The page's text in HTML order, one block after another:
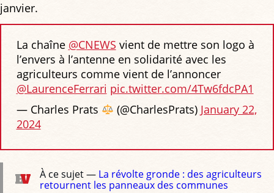
janvier.
La chaîne @CNEWS vient de mettre son logo à
l’envers à l’antenne en solidarité avec les
agriculteurs comme vient de l’annoncer
@LaurenceFerrari pic.twitter.com/4Tw6fdcPA1
— Charles Prats
(@CharlesPrats) January 22,
2024
À ce sujet — La révolte gronde : des agriculteurs
retournent les panneaux des communes